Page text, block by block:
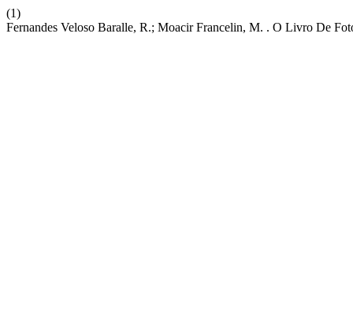
(1)
Fernandes Veloso Baralle, R.; Moacir Francelin, M. . O Livro De